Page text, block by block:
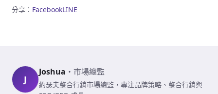
分享： FacebookLINE
J
Joshua ・ 市場總監
約瑟夫整合行銷市場總監，專注品牌策略、整合行銷與